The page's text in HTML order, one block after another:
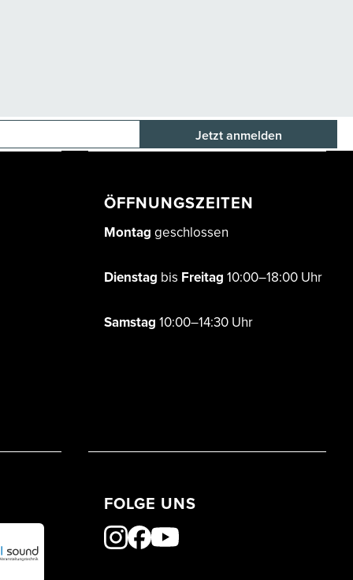
ÖFFNUNGSZEITEN
Montag geschlossen
Dienstag bis Freitag 10:00–18:00 Uhr
Samstag 10:00–14:30 Uhr
FOLGE UNS